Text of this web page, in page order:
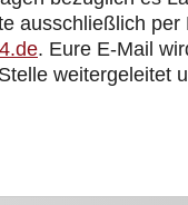
ausschließlich per
. Eure E-Mail
weitergeleitet